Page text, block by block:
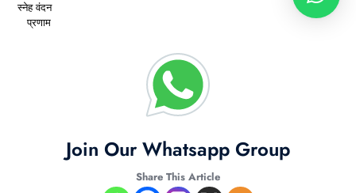
स्नेह वंदन
प्रणाम
Join Our Whatsapp Group
Share This Article